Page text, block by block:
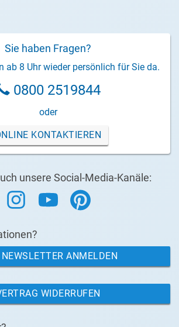
Sie haben Fragen?
ab 8 Uhr wieder persönlich für Sie da.
0800 2519844
oder
KONTAKTIEREN
unsere Social-Media-Kanäle:
ANMELDEN
WIDERRUFEN